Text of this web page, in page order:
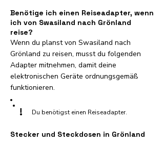
Benötige ich einen Reiseadapter, wenn
ich von Swasiland nach Grönland
reise?
Wenn du planst von Swasiland nach
Grönland zu reisen, musst du folgenden
Adapter mitnehmen, damit deine
elektronischen Geräte ordnungsgemäß
funktionieren.
! Du benötigst einen Reiseadapter.
Stecker und Steckdosen in Grönland